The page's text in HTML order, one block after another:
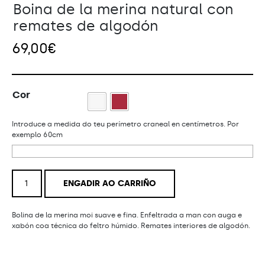
Boina de la merina natural con
remates de algodón
69,00€
Cor
Introduce a medida do teu perímetro craneal en centímetros. Por
exemplo 60cm
Grutas
ENGADIR AO CARRIÑO
Bolina de la merina moi suave e fina. Enfeltrada a man con auga e
xabón coa técnica do feltro húmido. Remates interiores de algodón.